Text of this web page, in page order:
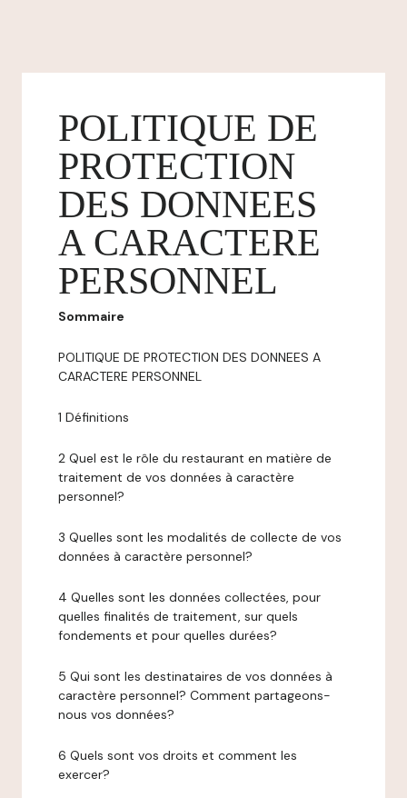
POLITIQUE DE
PROTECTION
DES DONNEES
A CARACTERE
PERSONNEL
Sommaire
POLITIQUE DE PROTECTION DES DONNEES A
CARACTERE PERSONNEL
1 Définitions
2 Quel est le rôle du restaurant en matière de
traitement de vos données à caractère
personnel?
3 Quelles sont les modalités de collecte de vos
données à caractère personnel?
4 Quelles sont les données collectées, pour
quelles finalités de traitement, sur quels
fondements et pour quelles durées?
5 Qui sont les destinataires de vos données à
caractère personnel? Comment partageons-
nous vos données?
6 Quels sont vos droits et comment les
exercer?